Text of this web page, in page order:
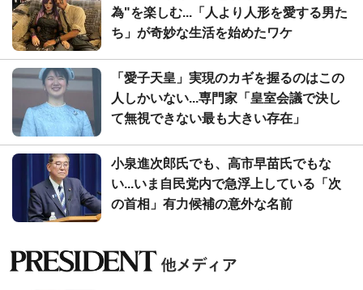
為"を楽しむ...「人より人形を愛する男た
ち」が奇妙な生活を始めたワケ
「愛子天皇」実現のカギを握るのはこの
人しかいない...専門家「皇室会議で決し
て無視できない最も大きい存在」
小泉進次郎氏でも、高市早苗氏でもな
い...いま自民党内で急浮上している「次
の首相」有力候補の意外な名前